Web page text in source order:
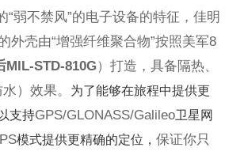
“弱不禁风”的电子设备的特征，佳明
外壳由“增强纤维聚合物”按照美军8
MIL-STD-810G）打造，具备隔热、
）效果。 为了能够在旅程中提供更
支持GPS/GLONASS/Galileo卫星网
模式提供更精确的定位， 保证你只